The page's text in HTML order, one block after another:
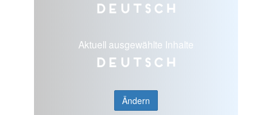
Deutsch
Aktuell ausgewählte Inhalte
Deutsch
Ändern